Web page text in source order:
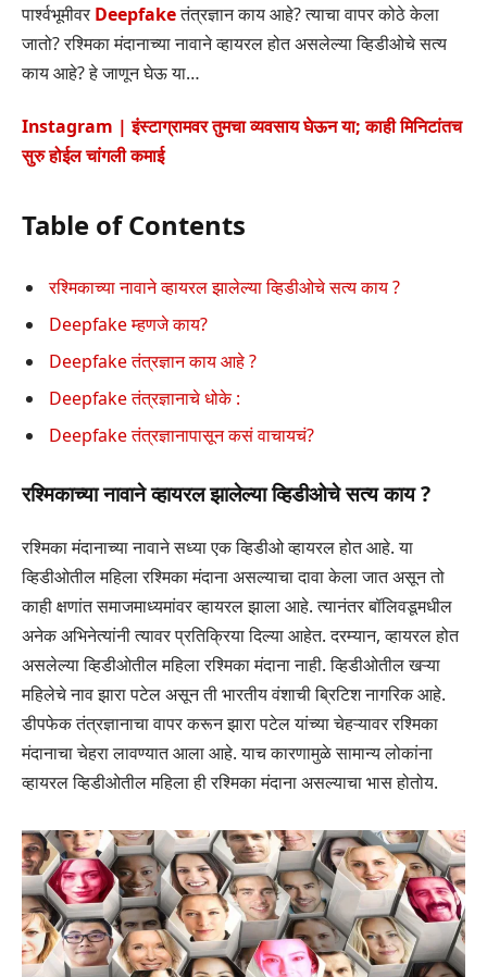
पार्श्वभूमीवर Deepfakeतंत्रज्ञान काय आहे? त्याचा वापर कोठे केला
जातो? रश्मिका मंदानाच्या नावाने व्हायरल होत असलेल्या व्हिडीओचे सत्य
काय आहे? हे जाणून घेऊ या…
Instagram | इंस्टाग्रामवर तुमचा व्यवसाय घेऊन या; काही मिनिटांतच
सुरु होईल चांगली कमाई
Table of Contents
रश्मिकाच्या नावाने व्हायरल झालेल्या व्हिडीओचे सत्य काय ?
Deepfake म्हणजे काय?
Deepfake तंत्रज्ञान काय आहे ?
Deepfake तंत्रज्ञानाचे धोके :
Deepfake तंत्रज्ञानापासून कसं वाचायचं?
रश्मिकाच्या नावाने व्हायरल झालेल्या व्हिडीओचे सत्य काय ?
रश्मिका मंदानाच्या नावाने सध्या एक व्हिडीओ व्हायरल होत आहे. या
व्हिडीओतील महिला रश्मिका मंदाना असल्याचा दावा केला जात असून तो
काही क्षणांत समाजमाध्यमांवर व्हायरल झाला आहे. त्यानंतर बॉलिवडूमधील
अनेक अभिनेत्यांनी त्यावर प्रतिक्रिया दिल्या आहेत. दरम्यान, व्हायरल होत
असलेल्या व्हिडीओतील महिला रश्मिका मंदाना नाही. व्हिडीओतील खऱ्या
महिलेचे नाव झारा पटेल असून ती भारतीय वंशाची ब्रिटिश नागरिक आहे.
डीपफेक तंत्रज्ञानाचा वापर करून झारा पटेल यांच्या चेहऱ्यावर रश्मिका
मंदानाचा चेहरा लावण्यात आला आहे. याच कारणामुळे सामान्य लोकांना
व्हायरल व्हिडीओतील महिला ही रश्मिका मंदाना असल्याचा भास होतोय.